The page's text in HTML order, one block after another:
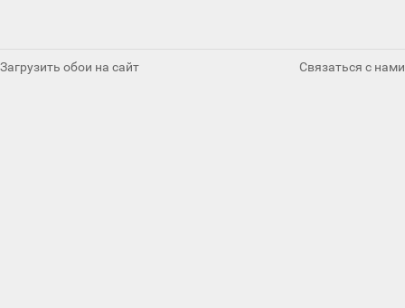
Загрузить обои на сайт Связаться с нами